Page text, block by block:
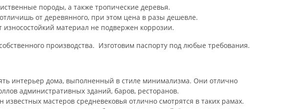
породы, а также тропические деревья.
от деревянного, при этом цена в разы дешевле.
материал не подвержен коррозии.
производства. Изготовим паспорту под любые требования.
интерьер дома, выполненный в стиле минимализма. Они отлично
административных зданий, баров, ресторанов.
мастеров средневековья отлично смотрятся в таких рамах.